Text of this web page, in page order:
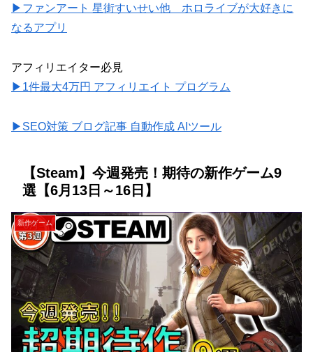
▶ファンアート 星街すいせい他 ホロライブが大好きに
なるアプリ
アフィリエイター必見
▶1件最大4万円 アフィリエイト プログラム
▶SEO対策 ブログ記事 自動作成 AIツール
【Steam】今週発売！期待の新作ゲーム9
選【6月13日～16日】
新作ゲーム